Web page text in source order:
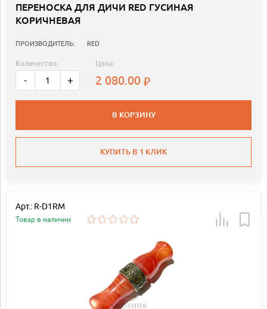
ПЕРЕНОСКА ДЛЯ ДИЧИ RED ГУСИНАЯ
КОРИЧНЕВАЯ
ПРОИЗВОДИТЕЛЬ: RED
Количество:
- +
Цена:
2 080.00
В КОРЗИНУ
КУПИТЬ В 1 КЛИК
Арт.: R-D1RM
Товар в наличии